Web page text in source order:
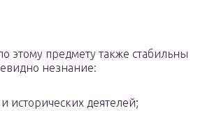
этому предмету также стабильны
незнание:
исторических деятелей;